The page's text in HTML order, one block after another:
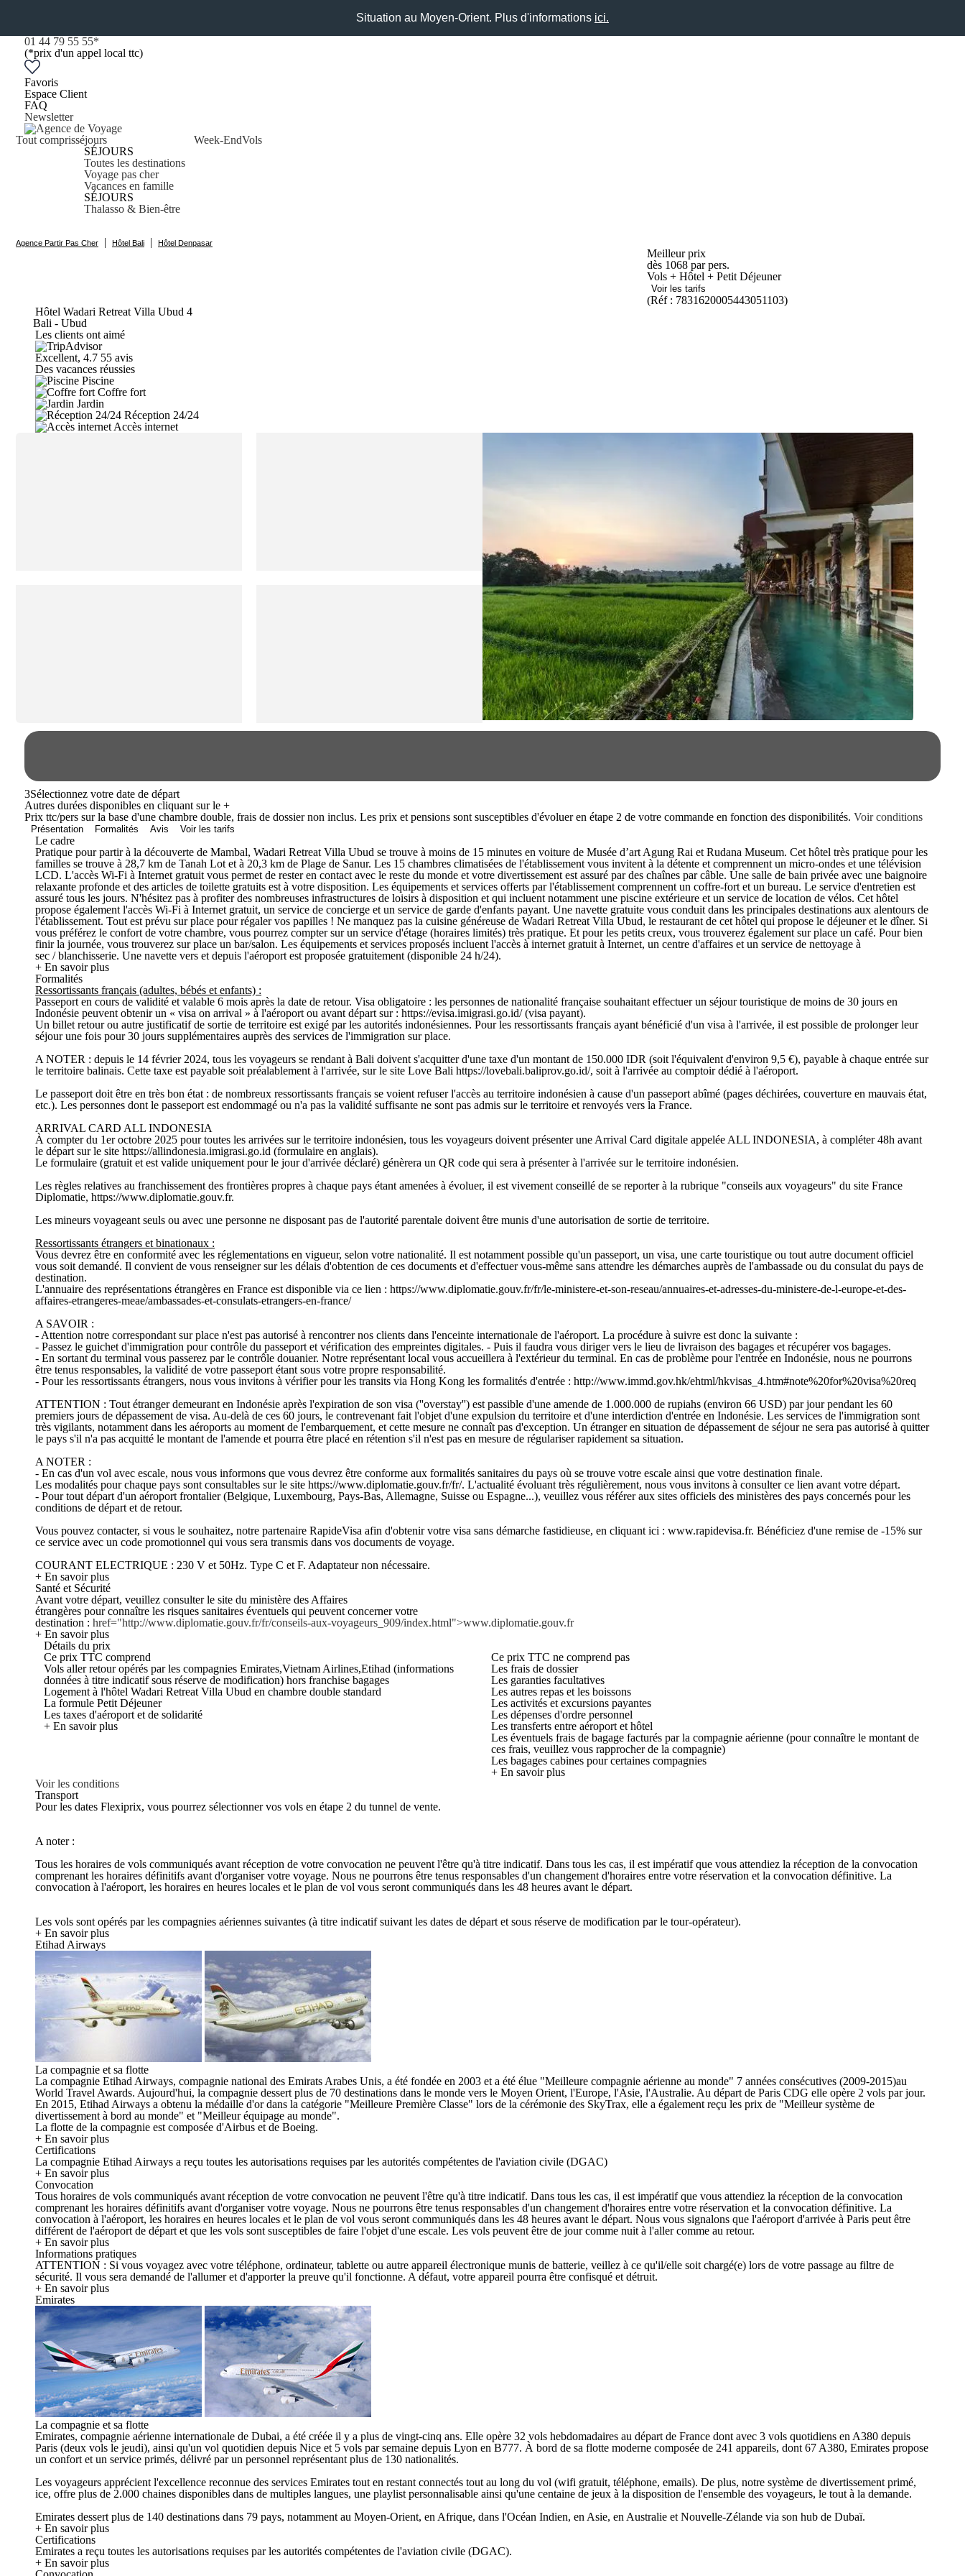
Situation au Moyen-Orient. Plus d'informations ici.
01 44 79 55 55*
(*prix d'un appel local ttc)
Favoris
Espace Client
FAQ
Newsletter
Tout comprisséjours
SÉJOURS
Toutes les destinations
Voyage pas cher
Vacances en famille
SÉJOURS
Thalasso & Bien-être
Week-EndVols
Agence Partir Pas Cher | Hôtel Bali | Hôtel Denpasar
Meilleur prix
dès 1068 par pers.
Vols + Hôtel + Petit Déjeuner
Voir les tarifs
(Réf : 7831620005443051103)
Hôtel Wadari Retreat Villa Ubud 4
Bali - Ubud
Les clients ont aimé
Excellent, 4.7 55 avis
Des vacances réussies
Piscine
Coffre fort
Jardin
Réception 24/24
Accès internet
3Sélectionnez votre date de départ
Autres durées disponibles en cliquant sur le +
Prix ttc/pers sur la base d'une chambre double, frais de dossier non inclus. Les prix et pensions sont susceptibles d'évoluer en étape 2 de votre commande en fonction des disponibilités. Voir conditions
Présentation Formalités Avis Voir les tarifs
Le cadre
Pratique pour partir à la découverte de Mambal, Wadari Retreat Villa Ubud se trouve à moins de 15 minutes en voiture de Musée d’art Agung Rai et Rudana Museum. Cet hôtel très pratique pour les
familles se trouve à 28,7 km de Tanah Lot et à 20,3 km de Plage de Sanur. Les 15 chambres climatisées de l'établissement vous invitent à la détente et comprennent un micro-ondes et une télévision
LCD. L'accès Wi-Fi à Internet gratuit vous permet de rester en contact avec le reste du monde et votre divertissement est assuré par des chaînes par câble. Une salle de bain privée avec une baignoire
relaxante profonde et des articles de toilette gratuits est à votre disposition. Les équipements et services offerts par l'établissement comprennent un coffre-fort et un bureau. Le service d'entretien est
assuré tous les jours. N'hésitez pas à profiter des nombreuses infrastructures de loisirs à disposition et qui incluent notamment une piscine extérieure et un service de location de vélos. Cet hôtel
propose également l'accès Wi-Fi à Internet gratuit, un service de concierge et un service de garde d'enfants payant. Une navette gratuite vous conduit dans les principales destinations aux alentours de
l'établissement. Tout est prévu sur place pour régaler vos papilles ! Ne manquez pas la cuisine généreuse de Wadari Retreat Villa Ubud, le restaurant de cet hôtel qui propose le déjeuner et le dîner. Si
vous préférez le confort de votre chambre, vous pourrez compter sur un service d'étage (horaires limités) très pratique. Et pour les petits creux, vous trouverez également sur place un café. Pour bien
finir la journée, vous trouverez sur place un bar/salon. Les équipements et services proposés incluent l'accès à internet gratuit à Internet, un centre d'affaires et un service de nettoyage à
sec / blanchisserie. Une navette vers et depuis l'aéroport est proposée gratuitement (disponible 24 h/24).
+ En savoir plus
Formalités
Ressortissants français (adultes, bébés et enfants) :
Passeport en cours de validité et valable 6 mois après la date de retour. Visa obligatoire : les personnes de nationalité française souhaitant effectuer un séjour touristique de moins de 30 jours en
Indonésie peuvent obtenir un « visa on arrival » à l'aéroport ou avant départ sur : https://evisa.imigrasi.go.id/ (visa payant).
Un billet retour ou autre justificatif de sortie de territoire est exigé par les autorités indonésiennes. Pour les ressortissants français ayant bénéficié d'un visa à l'arrivée, il est possible de prolonger leur
séjour une fois pour 30 jours supplémentaires auprès des services de l'immigration sur place.
A NOTER : depuis le 14 février 2024, tous les voyageurs se rendant à Bali doivent s'acquitter d'une taxe d'un montant de 150.000 IDR (soit l'équivalent d'environ 9,5 €), payable à chaque entrée sur
le territoire balinais. Cette taxe est payable soit préalablement à l'arrivée, sur le site Love Bali https://lovebali.baliprov.go.id/, soit à l'arrivée au comptoir dédié à l'aéroport.
Le passeport doit être en très bon état : de nombreux ressortissants français se voient refuser l'accès au territoire indonésien à cause d'un passeport abîmé (pages déchirées, couverture en mauvais état,
etc.). Les personnes dont le passeport est endommagé ou n'a pas la validité suffisante ne sont pas admis sur le territoire et renvoyés vers la France.
ARRIVAL CARD ALL INDONESIA
À compter du 1er octobre 2025 pour toutes les arrivées sur le territoire indonésien, tous les voyageurs doivent présenter une Arrival Card digitale appelée ALL INDONESIA, à compléter 48h avant
le départ sur le site https://allindonesia.imigrasi.go.id (formulaire en anglais).
Le formulaire (gratuit et est valide uniquement pour le jour d'arrivée déclaré) génèrera un QR code qui sera à présenter à l'arrivée sur le territoire indonésien.
Les règles relatives au franchissement des frontières propres à chaque pays étant amenées à évoluer, il est vivement conseillé de se reporter à la rubrique "conseils aux voyageurs" du site France
Diplomatie, https://www.diplomatie.gouv.fr.
Les mineurs voyageant seuls ou avec une personne ne disposant pas de l'autorité parentale doivent être munis d'une autorisation de sortie de territoire.
Ressortissants étrangers et binationaux :
Vous devrez être en conformité avec les réglementations en vigueur, selon votre nationalité. Il est notamment possible qu'un passeport, un visa, une carte touristique ou tout autre document officiel
vous soit demandé. Il convient de vous renseigner sur les délais d'obtention de ces documents et d'effectuer vous-même sans attendre les démarches auprès de l'ambassade ou du consulat du pays de
destination.
L'annuaire des représentations étrangères en France est disponible via ce lien : https://www.diplomatie.gouv.fr/fr/le-ministere-et-son-reseau/annuaires-et-adresses-du-ministere-de-l-europe-et-des-
affaires-etrangeres-meae/ambassades-et-consulats-etrangers-en-france/
A SAVOIR :
- Attention notre correspondant sur place n'est pas autorisé à rencontrer nos clients dans l'enceinte internationale de l'aéroport. La procédure à suivre est donc la suivante :
- Passez le guichet d'immigration pour contrôle du passeport et vérification des empreintes digitales. - Puis il faudra vous diriger vers le lieu de livraison des bagages et récupérer vos bagages.
- En sortant du terminal vous passerez par le contrôle douanier. Notre représentant local vous accueillera à l'extérieur du terminal. En cas de problème pour l'entrée en Indonésie, nous ne pourrons
être tenus responsables, la validité de votre passeport étant sous votre propre responsabilité.
- Pour les ressortissants étrangers, nous vous invitons à vérifier pour les transits via Hong Kong les formalités d'entrée : http://www.immd.gov.hk/ehtml/hkvisas_4.htm#note%20for%20visa%20req
ATTENTION : Tout étranger demeurant en Indonésie après l'expiration de son visa (''overstay'') est passible d'une amende de 1.000.000 de rupiahs (environ 66 USD) par jour pendant les 60
premiers jours de dépassement de visa. Au-delà de ces 60 jours, le contrevenant fait l'objet d'une expulsion du territoire et d'une interdiction d'entrée en Indonésie. Les services de l'immigration sont
très vigilants, notamment dans les aéroports au moment de l'embarquement, et cette mesure ne connaît pas d'exception. Un étranger en situation de dépassement de séjour ne sera pas autorisé à quitter
le pays s'il n'a pas acquitté le montant de l'amende et pourra être placé en rétention s'il n'est pas en mesure de régulariser rapidement sa situation.
A NOTER :
- En cas d'un vol avec escale, nous vous informons que vous devrez être conforme aux formalités sanitaires du pays où se trouve votre escale ainsi que votre destination finale.
Les modalités pour chaque pays sont consultables sur le site https://www.diplomatie.gouv.fr/fr/. L'actualité évoluant très régulièrement, nous vous invitons à consulter ce lien avant votre départ.
- Pour tout départ d'un aéroport frontalier (Belgique, Luxembourg, Pays-Bas, Allemagne, Suisse ou Espagne...), veuillez vous référer aux sites officiels des ministères des pays concernés pour les
conditions de départ et de retour.
Vous pouvez contacter, si vous le souhaitez, notre partenaire RapideVisa afin d'obtenir votre visa sans démarche fastidieuse, en cliquant ici : www.rapidevisa.fr. Bénéficiez d'une remise de -15% sur
ce service avec un code promotionnel qui vous sera transmis dans vos documents de voyage.
COURANT ELECTRIQUE : 230 V et 50Hz. Type C et F. Adaptateur non nécessaire.
+ En savoir plus
Santé et Sécurité
Avant votre départ, veuillez consulter le site du ministère des Affaires
étrangères pour connaître les risques sanitaires éventuels qui peuvent concerner votre
destination : href="http://www.diplomatie.gouv.fr/fr/conseils-aux-voyageurs_909/index.html">www.diplomatie.gouv.fr
+ En savoir plus
Détails du prix
Ce prix TTC comprend
Vols aller retour opérés par les compagnies Emirates,Vietnam Airlines,Etihad (informations
données à titre indicatif sous réserve de modification) hors franchise bagages
Logement à l'hôtel Wadari Retreat Villa Ubud en chambre double standard
La formule Petit Déjeuner
Les taxes d'aéroport et de solidarité
+ En savoir plus
Ce prix TTC ne comprend pas
Les frais de dossier
Les garanties facultatives
Les autres repas et les boissons
Les activités et excursions payantes
Les dépenses d'ordre personnel
Les transferts entre aéroport et hôtel
Les éventuels frais de bagage facturés par la compagnie aérienne (pour connaître le montant de
ces frais, veuillez vous rapprocher de la compagnie)
Les bagages cabines pour certaines compagnies
+ En savoir plus
Voir les conditions
Transport
Pour les dates Flexiprix, vous pourrez sélectionner vos vols en étape 2 du tunnel de vente.
A noter :
Tous les horaires de vols communiqués avant réception de votre convocation ne peuvent l'être qu'à titre indicatif. Dans tous les cas, il est impératif que vous attendiez la réception de la convocation
comprenant les horaires définitifs avant d'organiser votre voyage. Nous ne pourrons être tenus responsables d'un changement d'horaires entre votre réservation et la convocation définitive. La
convocation à l'aéroport, les horaires en heures locales et le plan de vol vous seront communiqués dans les 48 heures avant le départ.
Les vols sont opérés par les compagnies aériennes suivantes (à titre indicatif suivant les dates de départ et sous réserve de modification par le tour-opérateur).
+ En savoir plus
Etihad Airways
La compagnie et sa flotte
La compagnie Etihad Airways, compagnie national des Emirats Arabes Unis, a été fondée en 2003 et a été élue "Meilleure compagnie aérienne au monde" 7 années consécutives (2009-2015)au
World Travel Awards. Aujourd'hui, la compagnie dessert plus de 70 destinations dans le monde vers le Moyen Orient, l'Europe, l'Asie, l'Australie. Au départ de Paris CDG elle opère 2 vols par jour.
En 2015, Etihad Airways a obtenu la médaille d'or dans la catégorie "Meilleure Première Classe" lors de la cérémonie des SkyTrax, elle a également reçu les prix de "Meilleur système de
divertissement à bord au monde" et "Meilleur équipage au monde".
La flotte de la compagnie est composée d'Airbus et de Boeing.
+ En savoir plus
Certifications
La compagnie Etihad Airways a reçu toutes les autorisations requises par les autorités compétentes de l'aviation civile (DGAC)
+ En savoir plus
Convocation
Tous horaires de vols communiqués avant réception de votre convocation ne peuvent l'être qu'à titre indicatif. Dans tous les cas, il est impératif que vous attendiez la réception de la convocation
comprenant les horaires définitifs avant d'organiser votre voyage. Nous ne pourrons être tenus responsables d'un changement d'horaires entre votre réservation et la convocation définitive. La
convocation à l'aéroport, les horaires en heures locales et le plan de vol vous seront communiqués dans les 48 heures avant le départ. Nous vous signalons que l'aéroport d'arrivée à Paris peut être
différent de l'aéroport de départ et que les vols sont susceptibles de faire l'objet d'une escale. Les vols peuvent être de jour comme nuit à l'aller comme au retour.
+ En savoir plus
Informations pratiques
ATTENTION : Si vous voyagez avec votre téléphone, ordinateur, tablette ou autre appareil électronique munis de batterie, veillez à ce qu'il/elle soit chargé(e) lors de votre passage au filtre de
sécurité. Il vous sera demandé de l'allumer et d'apporter la preuve qu'il fonctionne. A défaut, votre appareil pourra être confisqué et détruit.
+ En savoir plus
Emirates
La compagnie et sa flotte
Emirates, compagnie aérienne internationale de Dubai, a été créée il y a plus de vingt-cinq ans. Elle opère 32 vols hebdomadaires au départ de France dont avec 3 vols quotidiens en A380 depuis
Paris (deux vols le jeudi), ainsi qu'un vol quotidien depuis Nice et 5 vols par semaine depuis Lyon en B777. À bord de sa flotte moderne composée de 241 appareils, dont 67 A380, Emirates propose
un confort et un service primés, délivré par un personnel représentant plus de 130 nationalités.
Les voyageurs apprécient l'excellence reconnue des services Emirates tout en restant connectés tout au long du vol (wifi gratuit, téléphone, emails). De plus, notre système de divertissement primé,
ice, offre plus de 2.000 chaines disponibles dans de multiples langues, une playlist personnalisable ainsi qu'une centaine de jeux à la disposition de l'ensemble des voyageurs, le tout à la demande.
Emirates dessert plus de 140 destinations dans 79 pays, notamment au Moyen-Orient, en Afrique, dans l'Océan Indien, en Asie, en Australie et Nouvelle-Zélande via son hub de Dubaï.
+ En savoir plus
Certifications
Emirates a reçu toutes les autorisations requises par les autorités compétentes de l'aviation civile (DGAC).
+ En savoir plus